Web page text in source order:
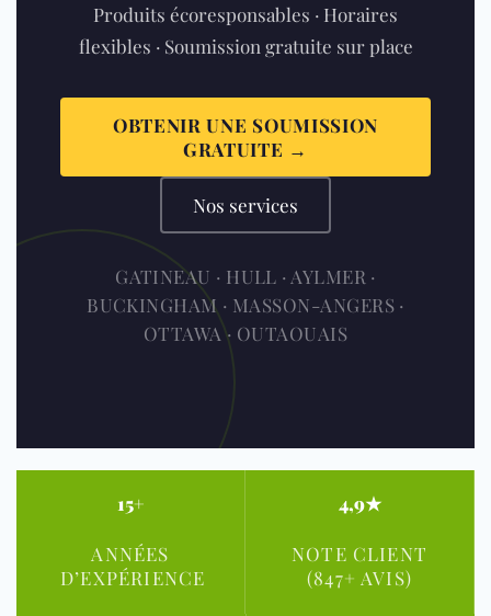
Produits écoresponsables · Horaires
flexibles · Soumission gratuite sur place
OBTENIR UNE SOUMISSION
GRATUITE →
Nos services
GATINEAU · HULL · AYLMER ·
BUCKINGHAM · MASSON-ANGERS ·
OTTAWA · OUTAOUAIS
15+
ANNÉES
D’EXPÉRIENCE
4,9★
NOTE CLIENT
(847+ AVIS)